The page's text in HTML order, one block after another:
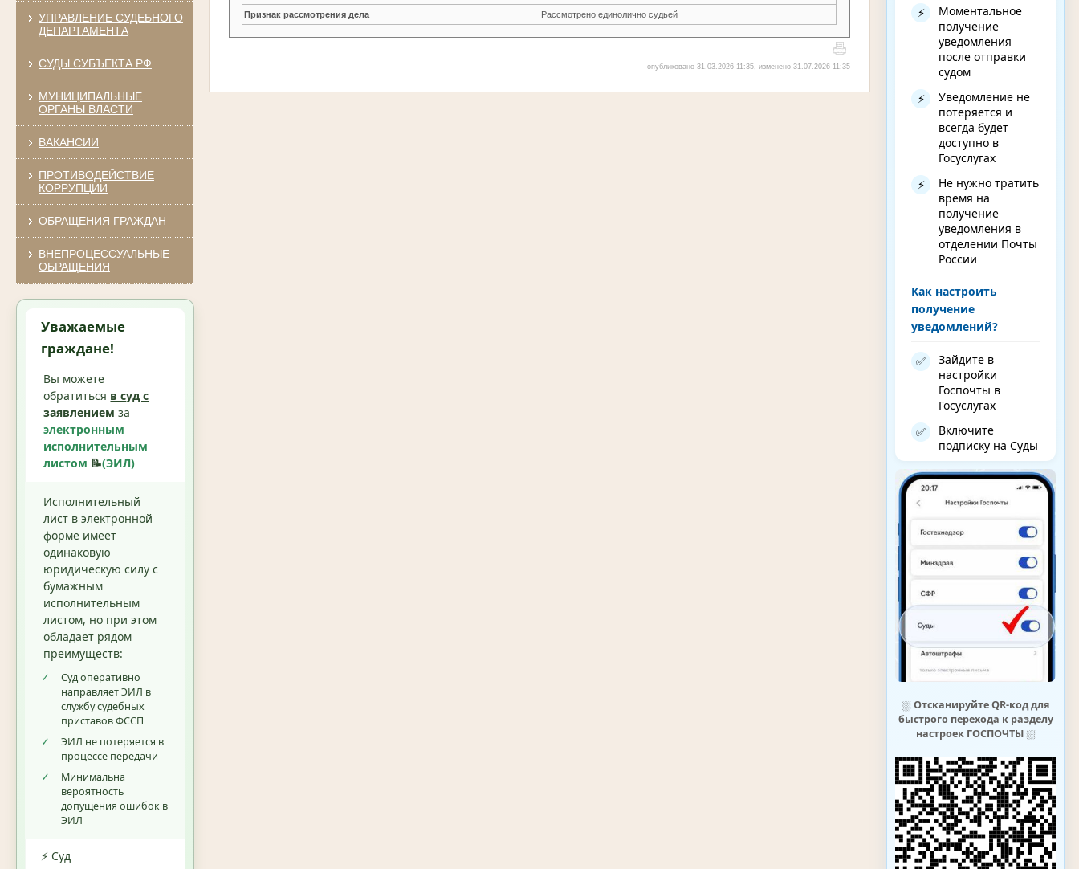
УПРАВЛЕНИЕ СУДЕБНОГО
ДЕПАРТАМЕНТА
СУДЫ СУБЪЕКТА РФ
МУНИЦИПАЛЬНЫЕ
ОРГАНЫ ВЛАСТИ
ВАКАНСИИ
ПРОТИВОДЕЙСТВИЕ
КОРРУПЦИИ
ОБРАЩЕНИЯ ГРАЖДАН
ВНЕПРОЦЕССУАЛЬНЫЕ
ОБРАЩЕНИЯ
Уважаемые
граждане!
Вы можете
обратиться в суд с
заявлениемза
электронным
исполнительным
листом 📝(ЭИЛ)
Исполнительный
лист в электронной
форме имеет
одинаковую
юридическую силу с
бумажным
исполнительным
листом, но при этом
обладает рядом
преимуществ:
✓
Суд оперативно
направляет ЭИЛ в
службу судебных
приставов ФССП
✓
ЭИЛ не потеряется в
процессе передачи
✓
Минимальна
вероятность
допущения ошибок в
ЭИЛ
⚡ Суд
⚡
Моментальное
получение
уведомления
после отправки
судом
⚡
Уведомление не
потеряется и
всегда будет
доступно в
Госуслугах
⚡
Не нужно тратить
время на
получение
уведомления в
отделении Почты
России
Как настроить
получение
уведомлений?
✅
Зайдите в
настройки
Госпочты в
Госуслугах
✅
Включите
подписку на Суды
⛆ Отсканируйте QR-код для
быстрого перехода к разделу
настроек ГОСПОЧТЫ⛆
Признак рассмотрения дела Рассмотрено единолично судьей
опубликовано 31.03.2026 11:35, изменено 31.07.2026 11:35